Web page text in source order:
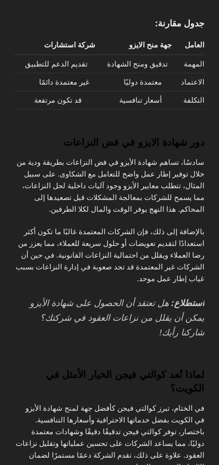
جدول مقارنة:
العامل جهة منح الايزو شركة استشارات
المهمة تدقيق ومنح الشهادة تقديم الدعم للتطبيق
الاعتماد معتمدة دوليًا غير معتمدة دائمًا
التكلفة أسعار تنافسية قد تكون مرتفعة
دور شهادة الايزو في فض النزاعات
سادسًا، تساهم شهادة الأيزو في فض النزاعات بطريقة ودية من
خلال توفير إطار عمل واضح للتعامل مع الشكاوى. على سبيل
المثال، تتطلب معايير الأيزو وجود آليات داخلية لحل النزاعات،
مما يسمح للشركات بمعالجة المشكلات قبل تصعيدها إلى
المحاكم. هذا النهج يوفر الوقت والمال لكلا الطرفين.
بالإضافة إلى ذلك، فإن الشركات المعتمدة غالبًا ما تكون أكثر
استعدادًا لتقديم تعويضات أو حلول سريعة للعملاء، مما يعزز من
رضا العملاء ويقلل من احتمالية النزاعات القانونية. في حين أن
الشركات غير المعتمدة قد تجد صعوبة في إدارة النزاعات بسبب
غياب إطار عمل موحد.
استطلاع: هل تعتقد أن الحصول على شهادة الأيزو
يمكن أن يقلل من نزاعات العقود في شركتك؟
شاركنا رأيك!
لماذا تُعد كوالتي فيجن الخيار الأمثل في
الكويت؟
في الختام، تبرز كوالتي فيجن كأفضل جهة لمنح شهادة الأيزو
في الكويت بفضل خدماتها الاحترافية وأسعارها التنافسية.
باختصار، توفر كوالتي فيجن تدقيقًا دقيقًا وشهادات معتمدة
دوليًا، مما يساعد الشركات على تحسين عملياتها وتقليل نزاعات
العقود. علاوة على ذلك، تقدم الشركة دعمًا مستمرًا لضمان